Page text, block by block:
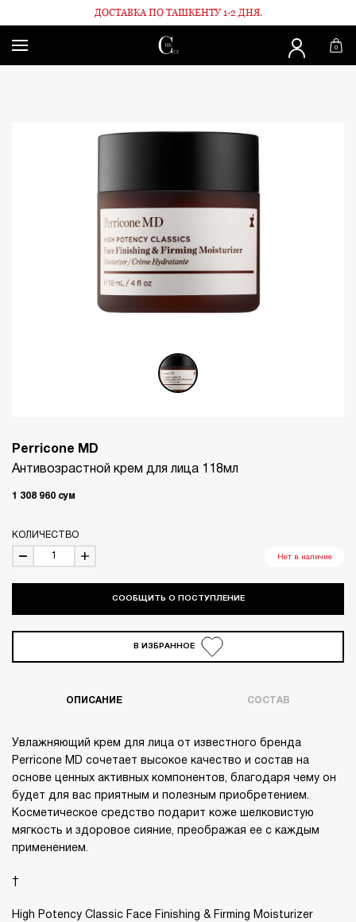
ДОСТАВКА ПО ТАШКЕНТУ 1-2 ДНЯ.
0
Для лица Антивозрастной крем для лица 118мл
Perricone MD
Антивозрастной крем для лица 118мл
1 308 960 сум
КОЛИЧЕСТВО
Нет в наличие
СООБЩИТЬ О ПОСТУПЛЕНИЕ
В ИЗБРАННОЕ
ОПИСАНИЕ СОСТАВ
Увлажняющий крем для лица от известного бренда
Perricone MD сочетает высокое качество и состав на
основе ценных активных компонентов, благодаря чему он
будет для вас приятным и полезным приобретением.
Косметическое средство подарит коже шелковистую
мягкость и здоровое сияние, преображая ее с каждым
применением.
High Potency Classic Face Finishing & Firming Moisturizer